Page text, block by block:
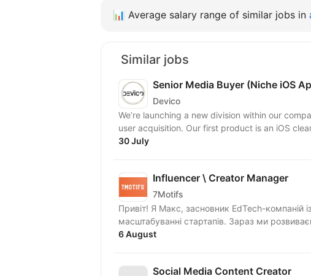
📊 Average salary range of similar jobs in
Similar jobs
Senior Media Buyer (Niche iOS
Devico
We’re launching a new division within our
user acquisition. Our first product is an iOS
30 July
Influencer \ Creator Manager
7Motifs
Привіт! Я Макс, засновник EdTech-компаній
масштабуванні стартапів. Зараз ми
6 August
Social Media Content Creator